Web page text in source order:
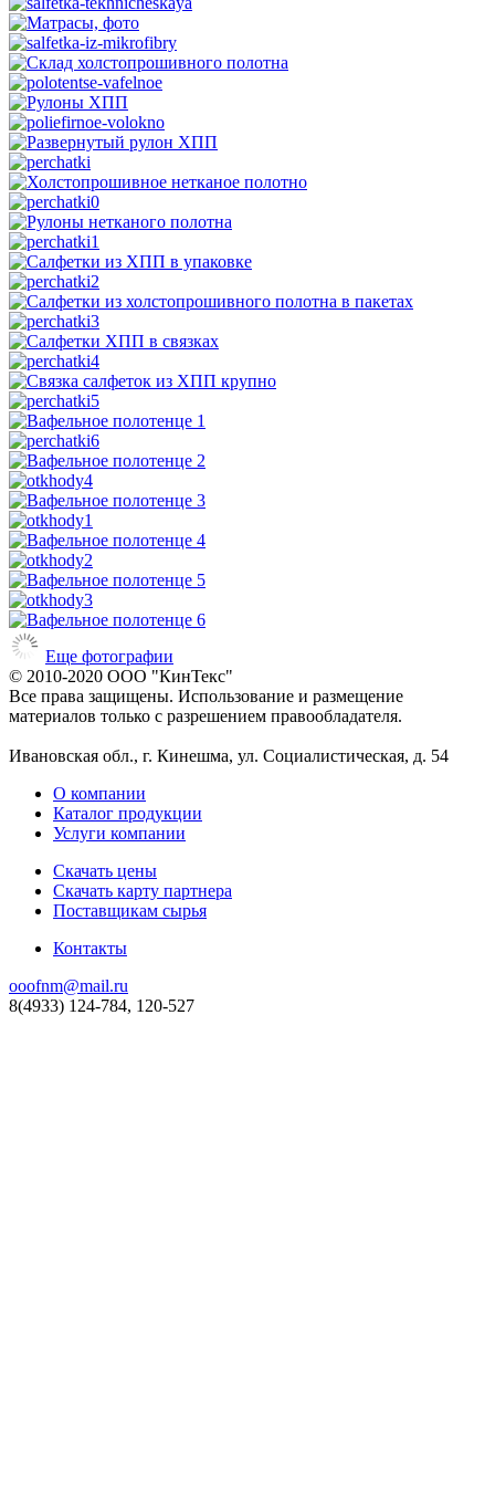
Еще фотографии
© 2010-2020 ООО "КинТекс"
Все права защищены. Использование и размещение
материалов только с разрешением правообладателя.
Ивановская обл., г. Кинешма, ул. Социалистическая, д. 54
О компании
Каталог продукции
Услуги компании
Скачать цены
Скачать карту партнера
Поставщикам сырья
Контакты
ooofnm@mail.ru
8(4933) 124-784, 120-527